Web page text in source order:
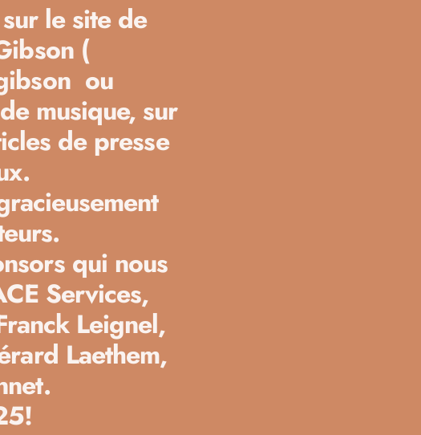
le site de
(
ou
musique, sur
de presse
qui nous
Services,
Leignel,
Laethem,